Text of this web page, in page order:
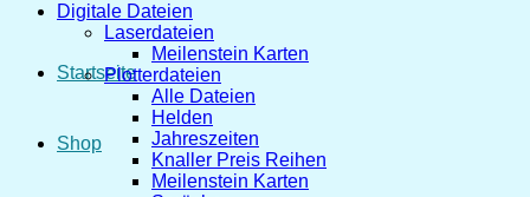
Startseite
Shop
Digitale Dateien
Laserdateien
Meilenstein Karten
Plotterdateien
Alle Dateien
Helden
Jahreszeiten
Knaller Preis Reihen
Meilenstein Karten